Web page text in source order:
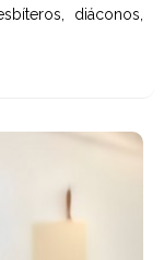
diáconos,